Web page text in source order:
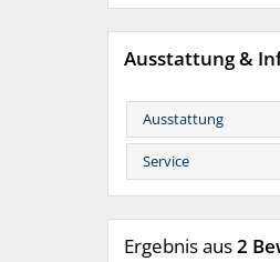
Ausstattung &
Ausstattung
Service
Ergebnis aus2